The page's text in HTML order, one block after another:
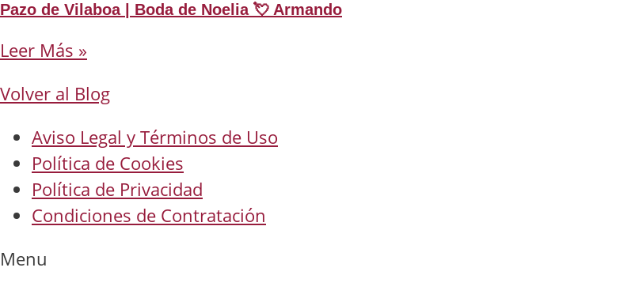
Pazo de Vilaboa | Boda de Noelia 💘 Armando
Leer Más »
Volver al Blog
Aviso Legal y Términos de Uso
Política de Cookies
Política de Privacidad
Condiciones de Contratación
Menu